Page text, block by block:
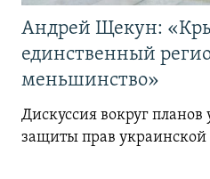
Андрей Щекун:
единственный
меньшинство»
Дискуссия вокруг планов
защиты прав